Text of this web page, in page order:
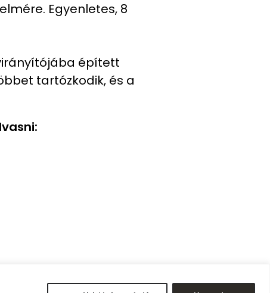
Egyenletes, 8
épített
tartózkodik, és a